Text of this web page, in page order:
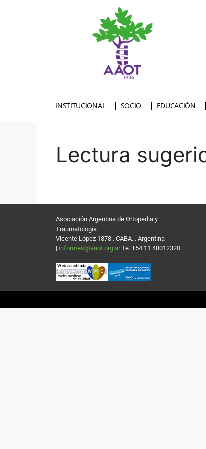
INSTITUCIONAL SOCIO EDUCACIÓN
Lectura
Asociación Argentina de Ortopedia y
Traumatología
Vicente López 1878 . CABA. . Argentina
| informes@aaot.org.ar Te: +54 11 48012320